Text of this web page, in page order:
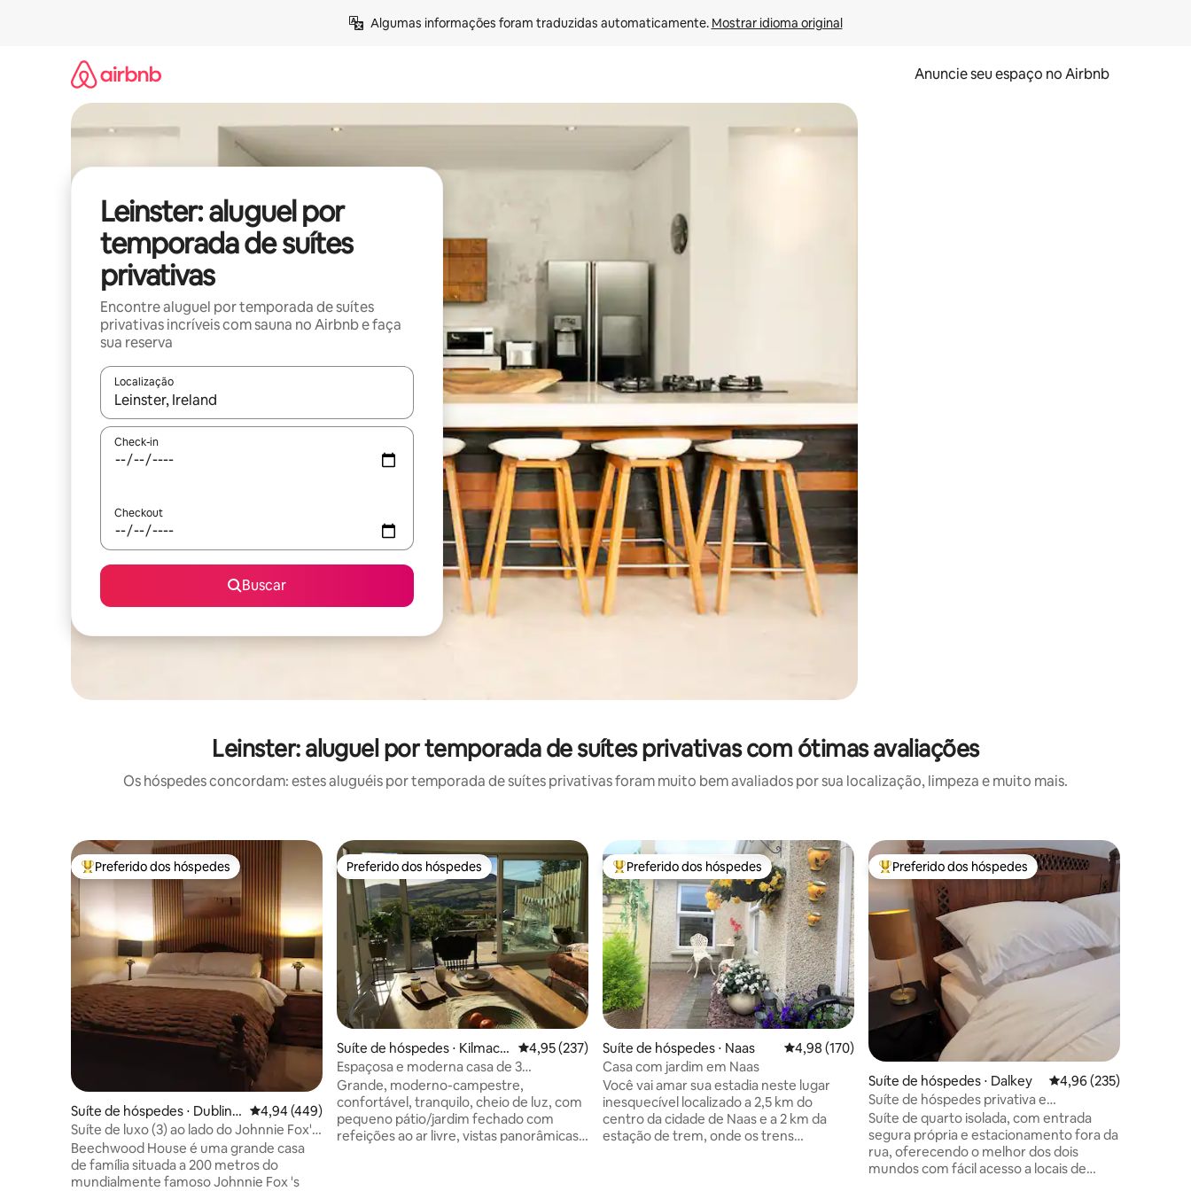
Algumas informações foram traduzidas automaticamente. Mostrar idioma original
Anuncie seu espaço no Airbnb
Leinster: aluguel por
temporada de suítes
privativas
Encontre aluguel por temporada de suítes
privativas incríveis com sauna no Airbnb e faça
sua reserva
Localização
Quando os resultados estiverem disponíveis, explore-os usando as seta para cima e para baixo do teclado ou tocando e deslizando o dedo na tela.
Check-in
Checkout
Buscar
Leinster: aluguel por temporada de suítes privativas com ótimas avaliações
Os hóspedes concordam: estes aluguéis por temporada de suítes privativas foram muito bem avaliados por sua localização, limpeza e muito mais.
Entre os melhores preferidos dos hóspedes
Preferido dos hóspedes
Suíte de hóspedes ⋅ Dublin 1
8
4,94 de uma avaliação média de 5, 449 avaliações
4,94 (449)
Suíte de luxo (3) ao lado do Johnnie Fox's
Pub.
Beechwood House é uma grande casa
de família situada a 200 metros do
mundialmente famoso Johnnie Fox 's
Preferido dos hóspedes
Preferido dos hóspedes
Suíte de hóspedes ⋅ Kilmaca
noge
4,95 de uma avaliação média de 5, 237 avaliações
4,95 (237)
Espaçosa e moderna casa de 3
quartos/banheiro, vistas incríveis
Grande, moderno-campestre,
confortável, tranquilo, cheio de luz, com
pequeno pátio/jardim fechado com
refeições ao ar livre, vistas panorâmicas
Entre os melhores preferidos dos hóspedes
Preferido dos hóspedes
Suíte de hóspedes ⋅ Naas 4,98 de uma avaliação média de 5, 170 avaliações
4,98 (170)
Casa com jardim em Naas
Você vai amar sua estadia neste lugar
inesquecível localizado a 2,5 km do
centro da cidade de Naas e a 2 km da
estação de trem, onde os trens
Entre os melhores preferidos dos hóspedes
Preferido dos hóspedes
Suíte de hóspedes ⋅ Dalkey 4,96 de uma avaliação
4,96 (235)
Suíte de hóspedes privativa e
independente em Dalkey, Dublin
Suíte de quarto isolada, com entrada
segura própria e estacionamento fora da
rua, oferecendo o melhor dos dois
mundos com fácil acesso a locais de